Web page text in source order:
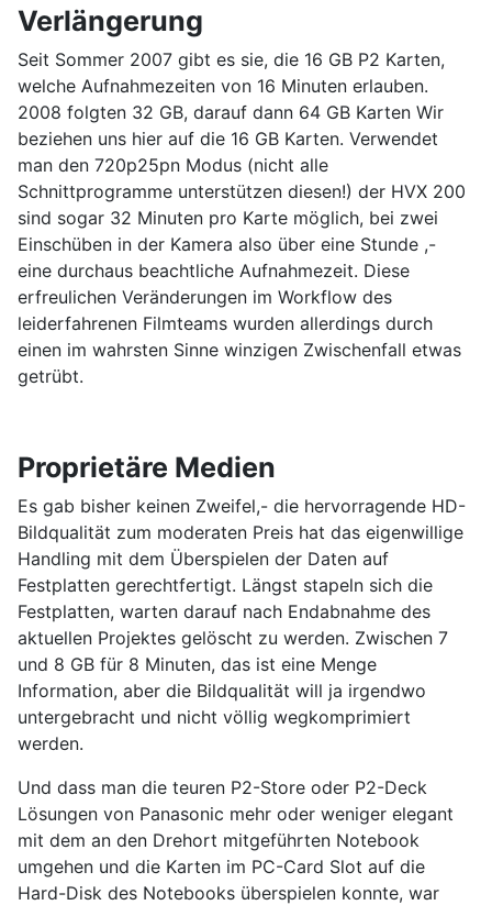
Verlängerung
Seit Sommer 2007 gibt es sie, die 16 GB P2 Karten,
welche Aufnahmezeiten von 16 Minuten erlauben.
2008 folgten 32 GB, darauf dann 64 GB Karten Wir
beziehen uns hier auf die 16 GB Karten. Verwendet
man den 720p25pn Modus (nicht alle
Schnittprogramme unterstützen diesen!) der HVX 200
sind sogar 32 Minuten pro Karte möglich, bei zwei
Einschüben in der Kamera also über eine Stunde ,-
eine durchaus beachtliche Aufnahmezeit. Diese
erfreulichen Veränderungen im Workflow des
leiderfahrenen Filmteams wurden allerdings durch
einen im wahrsten Sinne winzigen Zwischenfall etwas
getrübt.
Proprietäre Medien
Es gab bisher keinen Zweifel,- die hervorragende HD-
Bildqualität zum moderaten Preis hat das eigenwillige
Handling mit dem Überspielen der Daten auf
Festplatten gerechtfertigt. Längst stapeln sich die
Festplatten, warten darauf nach Endabnahme des
aktuellen Projektes gelöscht zu werden. Zwischen 7
und 8 GB für 8 Minuten, das ist eine Menge
Information, aber die Bildqualität will ja irgendwo
untergebracht und nicht völlig wegkomprimiert
werden.
Und dass man die teuren P2-Store oder P2-Deck
Lösungen von Panasonic mehr oder weniger elegant
mit dem an den Drehort mitgeführten Notebook
umgehen und die Karten im PC-Card Slot auf die
Hard-Disk des Notebooks überspielen konnte, war